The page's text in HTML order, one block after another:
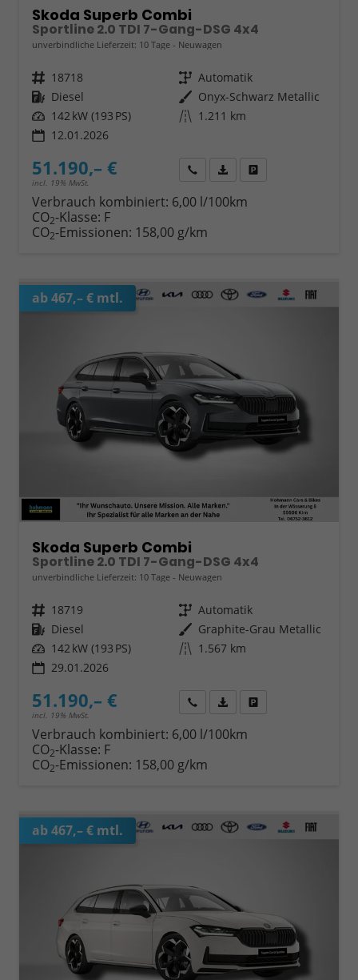
Skoda Superb Combi
Sportline 2.0 TDI 7-Gang-DSG 4x4
unverbindliche Lieferzeit: 10 Tage Neuwagen
Fahrzeugnr. 18718 Getriebe Automatik
Kraftstoff Diesel Außenfarbe Onyx-Schwarz Metallic
Leistung 142 kW (193 PS) Kilometerstand 1.211 km
12.01.2026
51.190,– €
incl. 19% MwSt.
Wir rufen Sie anFahrzeugexposé (PDF)
Verbrauch kombiniert: 6,00 l/100km
CO2-Klasse: F
CO2-Emissionen: 158,00 g/km
ab 467,– € mtl.
Skoda Superb Combi
Sportline 2.0 TDI 7-Gang-DSG 4x4
unverbindliche Lieferzeit: 10 Tage Neuwagen
Fahrzeugnr. 18719 Getriebe Automatik
Kraftstoff Diesel Außenfarbe Graphite-Grau Metallic
Leistung 142 kW (193 PS) Kilometerstand 1.567 km
29.01.2026
51.190,– €
incl. 19% MwSt.
Wir rufen Sie anFahrzeugexposé (PDF)
Verbrauch kombiniert: 6,00 l/100km
CO2-Klasse: F
CO2-Emissionen: 158,00 g/km
ab 467,– € mtl.